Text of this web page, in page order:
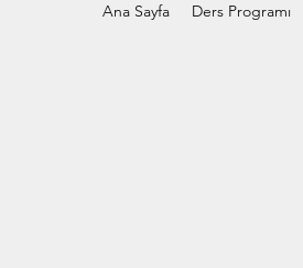
Ana Sayfa Ders Programı